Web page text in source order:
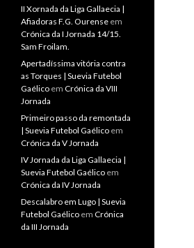
II Xornada da Liga Gallaecia |
Afiadoras F.G. Ourense em
Crónica da I Jornada 14/15.
Sam Froilam.
Apertadíssima vitória contra
as Torques | Suevia Futebol
Gaélico em Crónica da VIII
Jornada
Primeiro passo da remontada
| Suevia Futebol Gaélico em
Crónica da V Jornada
IV Jornada da Liga Gallaecia |
Suevia Futebol Gaélico em
Crónica da IV Jornada
Descalabro em Lugo | Suevia
Futebol Gaélico em Crónica
da III Jornada